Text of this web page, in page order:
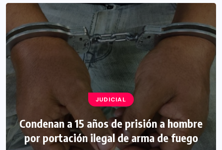
JUDICIAL
Condenan a 15 años de prisión a hombre
por portación ilegal de arma de fuego